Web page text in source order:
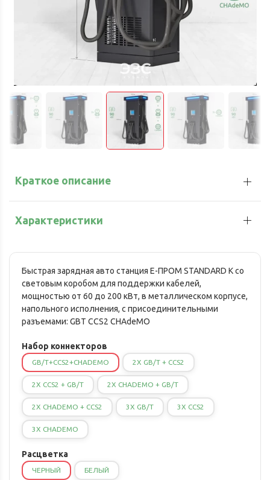
Краткое описание
Характеристики
Быстрая зарядная авто станция Е-ПРОМ STANDARD K со
световым коробом для поддержки кабелей,
мощностью от 60 до 200 кВт, в металлическом корпусе,
напольного исполнения, с присоединительными
разъемами: GBT CCS2 CHAdeMO
Набор коннекторов
GB/T+CCS2+CHADEMO 2X GB/T + CCS2
2X CCS2 + GB/T 2X CHADEMO + GB/T
2X CHADEMO + CCS2 3X GB/T 3X CCS2
3X CHADEMO
Расцветка
ЧЕРНЫЙ БЕЛЫЙ